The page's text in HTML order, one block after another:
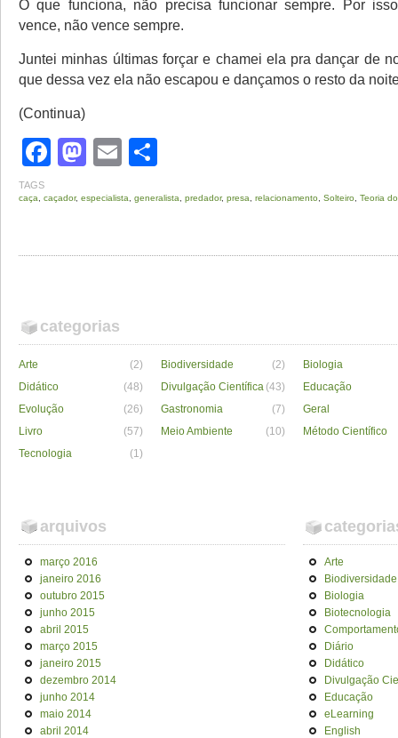
O que funciona, não precisa funcionar sempre. Por
vence, não vence sempre.
Juntei minhas últimas forçar e chamei ela pra dançar de
que dessa vez ela não escapou e dançamos o resto da
(Continua)
Facebook
Mastodon
Email
TAGS
caça caçador, especialista generalista predador, presa relacionamento Solteiro Teoria
categorias
Arte (2) Biodiversidade (2)
Biologia
Didático
(48) Divulgação Científica (43)
Educação
Evolução
(26) Gastronomia (7)
Geral
Livro
(57) Meio Ambiente (10)
Método Científico
Tecnologia
(1)
arquivos
março 2016
janeiro 2016
outubro 2015
junho 2015
abril 2015
março 2015
janeiro 2015
dezembro 2014
junho 2014
maio 2014
abril 2014
Arte
Biodiversidade
Biologia
Biotecnologia
Diário
Didático
Divulgação
Educação
eLearning
English